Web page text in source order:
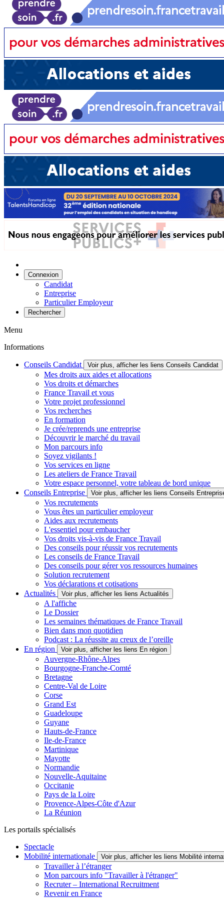
Connexion
Candidat
Entreprise
Particulier Employeur
Rechercher
Menu
Informations
Conseils Candidat Voir plus, afficher les liens Conseils Candidat
Mes droits aux aides et allocations
Vos droits et démarches
France Travail et vous
Votre projet professionnel
Vos recherches
En formation
Je crée/reprends une entreprise
Découvrir le marché du travail
Mon parcours info
Soyez vigilants !
Vos services en ligne
Les ateliers de France Travail
Votre espace personnel, votre tableau de bord unique
Conseils Entreprise
Voir plus, afficher les liens Conseils
Vos recrutements
Vous êtes un particulier employeur
Aides aux recrutements
L'essentiel pour embaucher
Vos droits vis-à-vis de France Travail
Des conseils pour réussir vos recrutements
Les conseils de France Travail
Des conseils pour gérer vos ressources humaines
Solution recrutement
Vos déclarations et cotisations
Actualités
Voir plus, afficher les liens Actualités
A l'affiche
Le Dossier
Les semaines thématiques de France Travail
Bien dans mon quotidien
Podcast : La réussite au creux de l’oreille
En région
Voir plus, afficher les liens En région
Auvergne-Rhône-Alpes
Bourgogne-Franche-Comté
Bretagne
Centre-Val de Loire
Corse
Grand Est
Guadeloupe
Guyane
Hauts-de-France
Ile-de-France
Martinique
Mayotte
Normandie
Nouvelle-Aquitaine
Occitanie
Pays de la Loire
Provence-Alpes-Côte d'Azur
La Réunion
Les portails spécialisés
Spectacle
Mobilité internationale
Voir plus, afficher les liens Mobilité
Travailler à l’étranger
Mon parcours info "Travailler à l'étranger"
Recruter – International Recruitment
Revenir en France